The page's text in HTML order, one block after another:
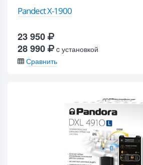
Pandect X-1900
23 950
28 990
c установкой
Сравнить